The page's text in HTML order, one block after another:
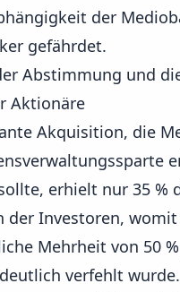
der
gefährdet.
Abstimmung und
Aktionäre
Akquisition, die
erhielt nur 35 %
der Investoren,
Mehrheit von 50
verfehlt